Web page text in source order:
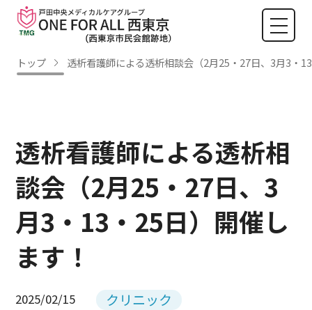
トップ 透析看護師による透析相談会（2月25・27日、3月3・
透析看護師による透析相
談会（2月25・27日、3
月3・13・25日）開催し
ます！
2025/02/15 クリニック